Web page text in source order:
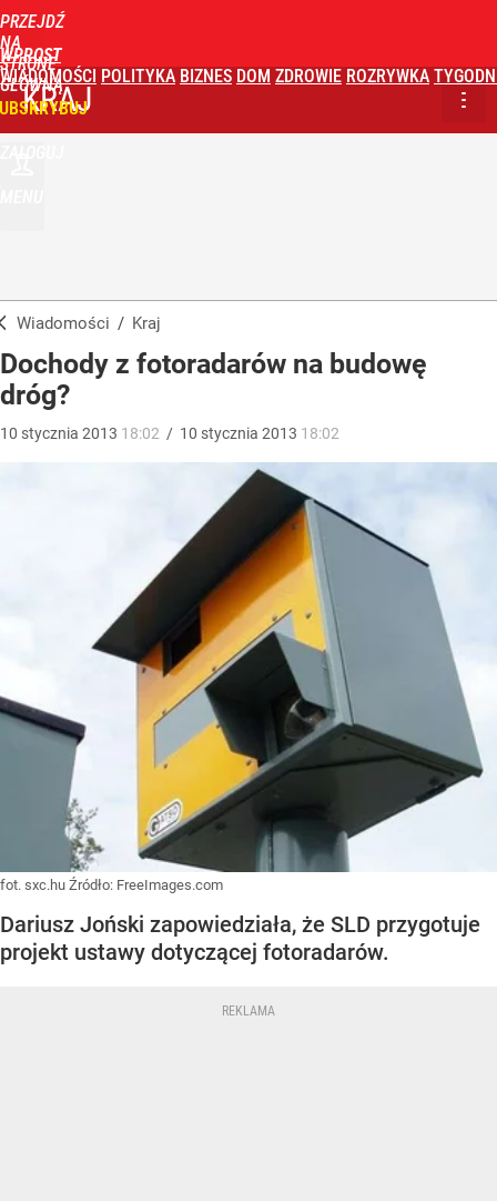
PRZEJDŹ
NA
STRONĘ
GŁÓWNĄ
WPROST
WIADOMOŚCI POLITYKA BIZNES DOM ZDROWIE ROZRYWKA
KRAJ
Wiadomości / Kraj
Dochody z fotoradarów na budowę
dróg?
10 stycznia 2013 18:02 / 10 stycznia 2013 18:02
fot. sxc.hu Źródło: FreeImages.com
Dariusz Joński zapowiedziała, że SLD przygotuje
projekt ustawy dotyczącej fotoradarów.